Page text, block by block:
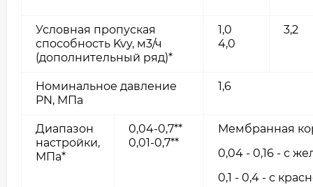
Условная пропуская
способность Kvy, м3/ч
(дополнительный ряд)*
1,0
4,0
3,2
Номинальное давление
PN, МПа
1,6
Диапазон
настройки,
МПа*
0,04-0,7**
0,01-0,7**
Мембранная
0,04 - 0,16 - с
0,1 - 0,4 - с